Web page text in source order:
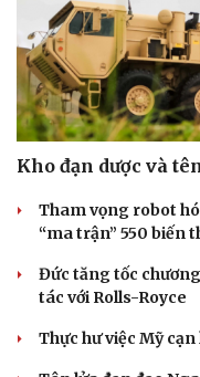
Kho đạn dược và
Tham vọng robot
“ma trận” 550 biến
Đức tăng tốc
tác với Rolls-Royce
Thực hư việc Mỹ